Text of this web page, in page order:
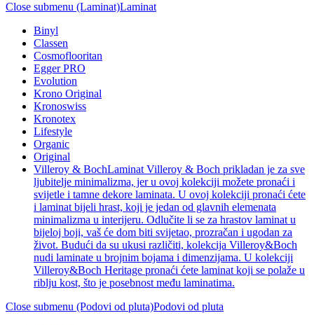
Close submenu (Laminat)Laminat
Binyl
Classen
Cosmoflooritan
Egger PRO
Evolution
Krono Original
Kronoswiss
Kronotex
Lifestyle
Organic
Original
Villeroy & BochLaminat Villeroy & Boch prikladan je za sve
ljubitelje minimalizma, jer u ovoj kolekciji možete pronaći i
svijetle i tamne dekore laminata. U ovoj kolekciji pronaći ćete
i laminat bijeli hrast, koji je jedan od glavnih elemenata
minimalizma u interijeru. Odlučite li se za hrastov laminat u
bijeloj boji, vaš će dom biti svijetao, prozračan i ugodan za
život. Budući da su ukusi različiti, kolekcija Villeroy&Boch
nudi laminate u brojnim bojama i dimenzijama. U kolekciji
Villeroy&Boch Heritage pronaći ćete laminat koji se polaže u
riblju kost, što je posebnost među laminatima.
Close submenu (Podovi od pluta)Podovi od pluta